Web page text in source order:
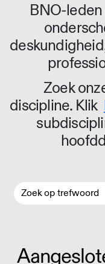
BNO-leden
Zoek
discipline. Klik